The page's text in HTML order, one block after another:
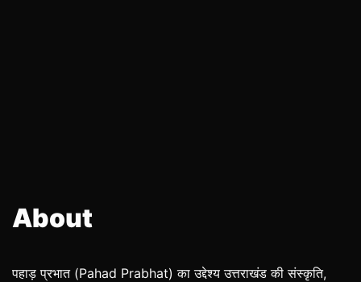
About
पहाड़ प्रभात (Pahad Prabhat) का उद्देश्य उत्तराखंड की संस्कृति,